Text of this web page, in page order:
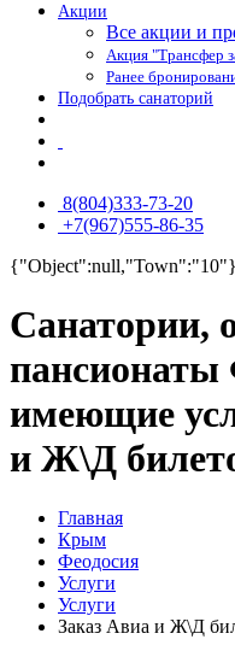
Акции
Все акции и
Акция "Трансфер
Ранее
Подобрать санаторий
8(804)333-73-20
+7(967)555-86-35
{"Object":null,"Town":"10"}
Санатории,
пансионаты
имеющие
и Ж\Д
Главная
Крым
Феодосия
Услуги
Услуги
Заказ Авиа и Ж\Д